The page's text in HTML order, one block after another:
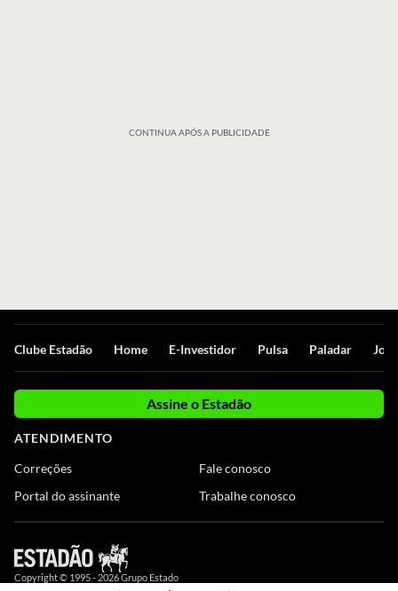
CONTINUA APÓS A PUBLICIDADE
Clube Estadão Home E-Investidor Pulsa Paladar
Assine o Estadão
ATENDIMENTO
Correções
Portal do assinante
Fale conosco
Trabalhe conosco
Copyright © 1995 - 2026Grupo Estado